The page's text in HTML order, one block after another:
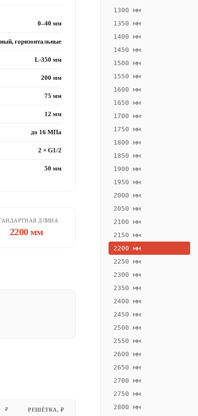
0–40 мм
горизонтальные
L-350 мм
200 мм
75 мм
12 мм
до 16 МПа
2 × G1/2
50 мм
ДЛИНА
2200 мм
₽ РЕШЁТКА, ₽
1300 мм
1350 мм
1400 мм
1450 мм
1500 мм
1550 мм
1600 мм
1650 мм
1700 мм
1750 мм
1800 мм
1850 мм
1900 мм
1950 мм
2000 мм
2050 мм
2100 мм
2150 мм
2200 мм
2250 мм
2300 мм
2350 мм
2400 мм
2450 мм
2500 мм
2550 мм
2600 мм
2650 мм
2700 мм
2750 мм
2800 мм